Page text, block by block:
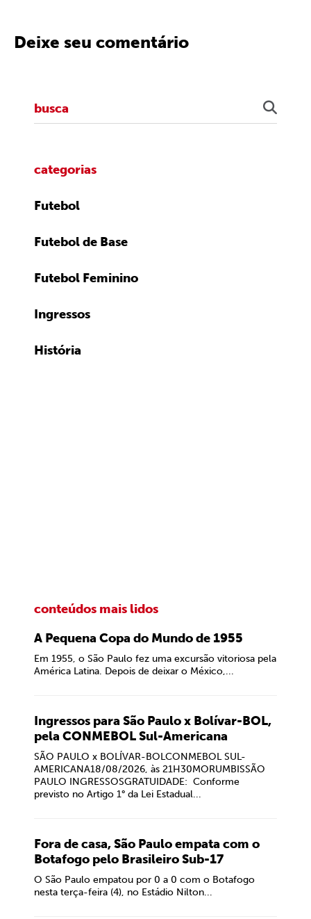
Deixe seu comentário
categorias
Futebol
Futebol de Base
Futebol Feminino
Ingressos
História
conteúdos mais lidos
A Pequena Copa do Mundo de 1955
Em 1955, o São Paulo fez uma excursão vitoriosa pela
América Latina. Depois de deixar o México,...
Ingressos para São Paulo x Bolívar-BOL,
pela CONMEBOL Sul-Americana
SÃO PAULO x BOLÍVAR-BOLCONMEBOL SUL-
AMERICANA18/08/2026, às 21H30MORUMBISSÃO
PAULO INGRESSOSGRATUIDADE: Conforme
previsto no Artigo 1° da Lei Estadual...
Fora de casa, São Paulo empata com o
Botafogo pelo Brasileiro Sub-17
O São Paulo empatou por 0 a 0 com o Botafogo
nesta terça-feira (4), no Estádio Nilton...